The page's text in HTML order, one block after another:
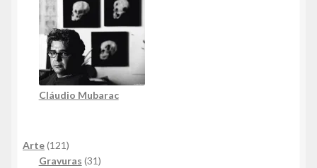
Cláudio Mubarac
Arte 121121
produtos
Gravuras 3131